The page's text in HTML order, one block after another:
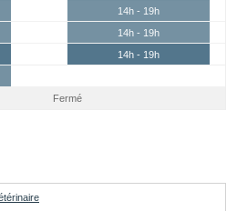
14h - 19h
14h - 19h
14h - 19h
Fermé